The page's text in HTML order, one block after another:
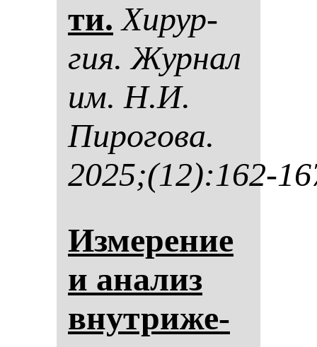
ти. Хи­рур­
гия. Жур­нал
им. Н.И.
Пи­ро­го­ва.
2025;(12):162-
Из­ме­ре­ние
и ана­лиз
внут­ри­же­